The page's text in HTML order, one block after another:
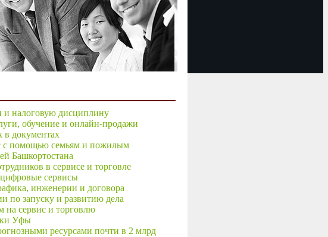
и налоговую дисциплину
обучение и онлайн-продажи
в документах
с помощью семьям и пожилым
Башкортостана
в сервисе и торговле
сервисы
инженерии и договора
по запуску и развитию дела
сервис и торговлю
Уфы
ресурсами почти в 2 млрд